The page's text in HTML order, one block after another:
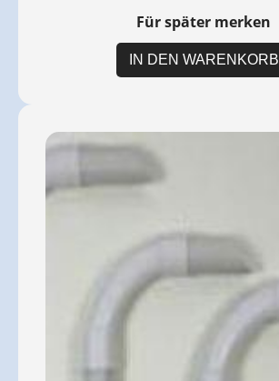
Für später merken
IN DEN WARENKORB